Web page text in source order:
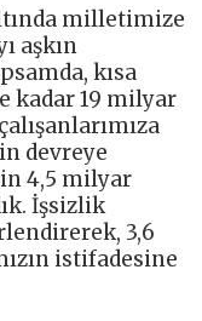
milletimize
aşkın
kısa
kadar 19 milyar
devreye
4,5 milyar
İşsizlik
3,6
istifadesine